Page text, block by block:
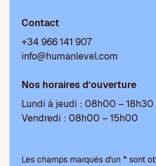
Contact
+34 966 141 907
info@humanlevel.com
Nos horaires d’ouverture
Lundi à jeudi : 08h00 – 18h30
Vendredi : 08h00 – 15h00
e
Les champs marqués d'un * sont